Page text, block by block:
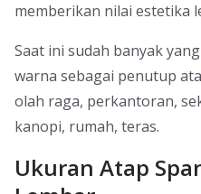
memberikan nilai estetika
Saat ini sudah banyak
warna sebagai penutup
olah raga, perkantoran,
kanopi, rumah, teras.
Ukuran Atap